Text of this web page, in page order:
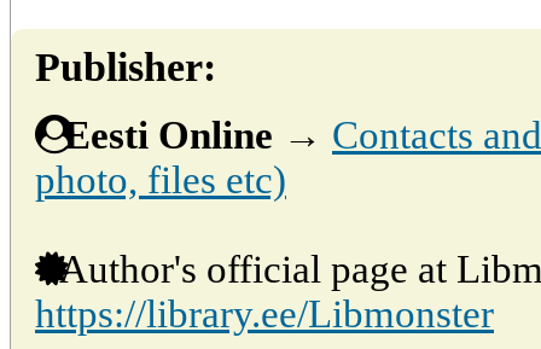
Publisher:
Eesti Online → Contacts
photo, files etc)
Author's official page at
https://library.ee/Libmonster